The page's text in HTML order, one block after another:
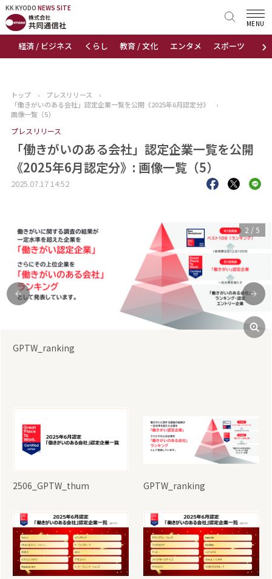
KK KYODO NEWS SITE
›
経済 / ビジネス くらし 教育 / 文化 エンタメ スポーツ 地域
MENU
KK KYODONEWS SITE
トップページ
ニュース
おすすめコンテンツ
出版物
トップ › プレスリリース
›
「働きがいのある会社」認定企業一覧を公開《2025年6月認定分》
›
画像一覧（5）
プレスリリース
「働きがいのある会社」認定企業一覧を公開
《2025年6月認定分》: 画像一覧（5）
2025.07.17 14:52
前 次
3 / 5
2506_GPTW_thum GPTW_ranking